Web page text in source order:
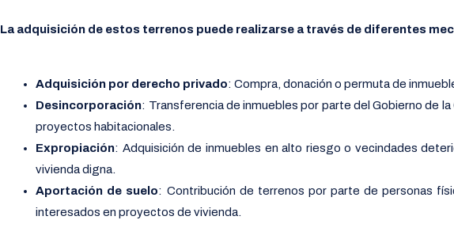
La adquisición de estos terrenos puede realizarse a través de diferentes
Adquisición por derecho privado: Compra, donación o permuta de
Desincorporación: Transferencia de inmuebles por parte del Gobierno de
proyectos habitacionales.
Expropiación: Adquisición de inmuebles en alto riesgo o vecindades
vivienda digna.
Aportación de suelo: Contribución de terrenos por parte de personas
interesados en proyectos de vivienda.